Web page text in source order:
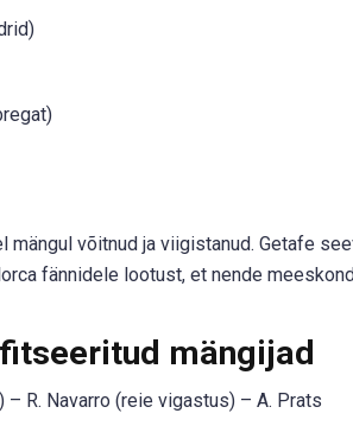
mängul võitnud ja viigistanud. Getafe
fännidele lootust, et nende
mängijad
R. Navarro (reie vigastus) – A. Prats